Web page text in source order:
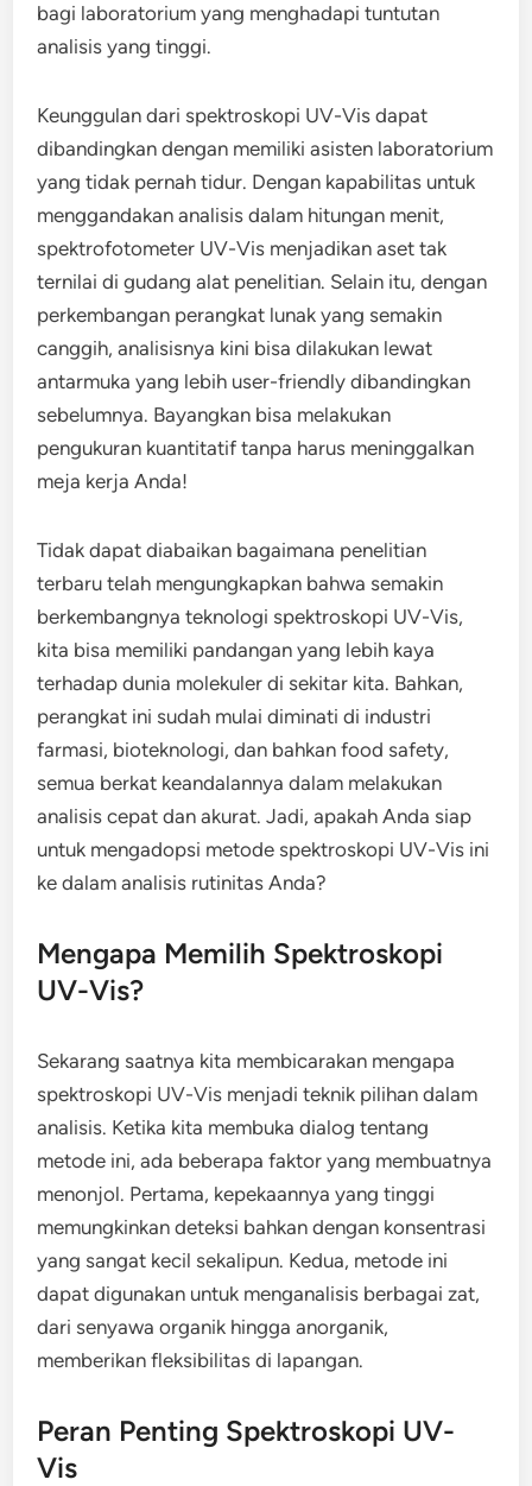
bagi laboratorium yang menghadapi tuntutan
analisis yang tinggi.
Keunggulan dari spektroskopi UV-Vis dapat
dibandingkan dengan memiliki asisten laboratorium
yang tidak pernah tidur. Dengan kapabilitas untuk
menggandakan analisis dalam hitungan menit,
spektrofotometer UV-Vis menjadikan aset tak
ternilai di gudang alat penelitian. Selain itu, dengan
perkembangan perangkat lunak yang semakin
canggih, analisisnya kini bisa dilakukan lewat
antarmuka yang lebih user-friendly dibandingkan
sebelumnya. Bayangkan bisa melakukan
pengukuran kuantitatif tanpa harus meninggalkan
meja kerja Anda!
Tidak dapat diabaikan bagaimana penelitian
terbaru telah mengungkapkan bahwa semakin
berkembangnya teknologi spektroskopi UV-Vis,
kita bisa memiliki pandangan yang lebih kaya
terhadap dunia molekuler di sekitar kita. Bahkan,
perangkat ini sudah mulai diminati di industri
farmasi, bioteknologi, dan bahkan food safety,
semua berkat keandalannya dalam melakukan
analisis cepat dan akurat. Jadi, apakah Anda siap
untuk mengadopsi metode spektroskopi UV-Vis ini
ke dalam analisis rutinitas Anda?
Mengapa Memilih Spektroskopi
UV-Vis?
Sekarang saatnya kita membicarakan mengapa
spektroskopi UV-Vis menjadi teknik pilihan dalam
analisis. Ketika kita membuka dialog tentang
metode ini, ada beberapa faktor yang membuatnya
menonjol. Pertama, kepekaannya yang tinggi
memungkinkan deteksi bahkan dengan konsentrasi
yang sangat kecil sekalipun. Kedua, metode ini
dapat digunakan untuk menganalisis berbagai zat,
dari senyawa organik hingga anorganik,
memberikan fleksibilitas di lapangan.
Peran Penting Spektroskopi UV-
Vis